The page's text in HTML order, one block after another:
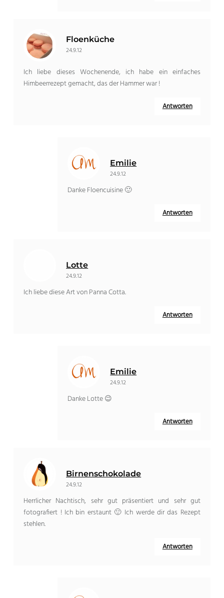
Floenküche
24.9.12
Ich liebe dieses Wochenende, ich habe ein einfaches
Himbeerrezept gemacht, das der Hammer war !
Antworten
Emilie
24.9.12
Danke Floencuisine 🙂
Antworten
Lotte
24.9.12
Ich liebe diese Art von Panna Cotta.
Antworten
Emilie
24.9.12
Danke Lotte 😉
Antworten
Birnenschokolade
24.9.12
Herrlicher Nachtisch, sehr gut präsentiert und sehr gut
fotografiert ! Ich bin erstaunt 🙂 Ich werde dir das Rezept
stehlen.
Antworten